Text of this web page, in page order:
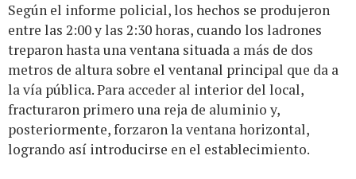
Según el informe policial, los hechos se produjeron
entre las 2:00 y las 2:30 horas, cuando los ladrones
treparon hasta una ventana situada a más de dos
metros de altura sobre el ventanal principal que da a
la vía pública. Para acceder al interior del local,
fracturaron primero una reja de aluminio y,
posteriormente, forzaron la ventana horizontal,
logrando así introducirse en el establecimiento.